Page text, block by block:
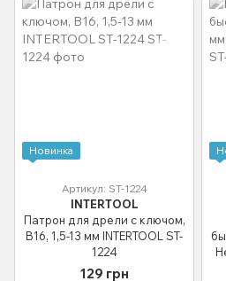
Новинка
Артикул: ST-1224
INTERTOOL
Патрон для дрели с ключом,
B16, 1,5-13 мм INTERTOOL ST-
1224
129 грн